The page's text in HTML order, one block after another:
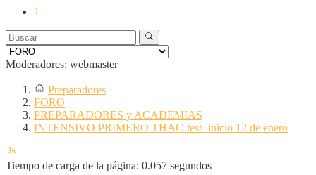
1
Moderadores: webmaster
Preparadores
FORO
PREPARADORES y ACADEMIAS
INTENSIVO PRIMERO THAC-test- inicio 12 de enero
Tiempo de carga de la página: 0.057 segundos